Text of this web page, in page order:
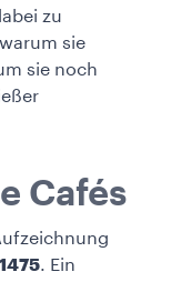
zu
sie
sie noch
Cafés
1475. Ein